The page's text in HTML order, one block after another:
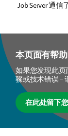
Job Server通信
本页面有帮助
如果您发现此页
骤或技术错误 –
在此处留下